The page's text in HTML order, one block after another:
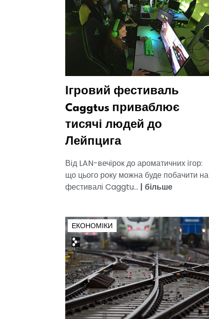
Ігровий фестиваль
Caggtus приваблює
тисячі людей до
Лейпцига
Від LAN-вечірок до ароматичних ігор:
що цього року можна буде побачити на
фестивалі Caggtu... | більше
ЕКОНОМІКИ